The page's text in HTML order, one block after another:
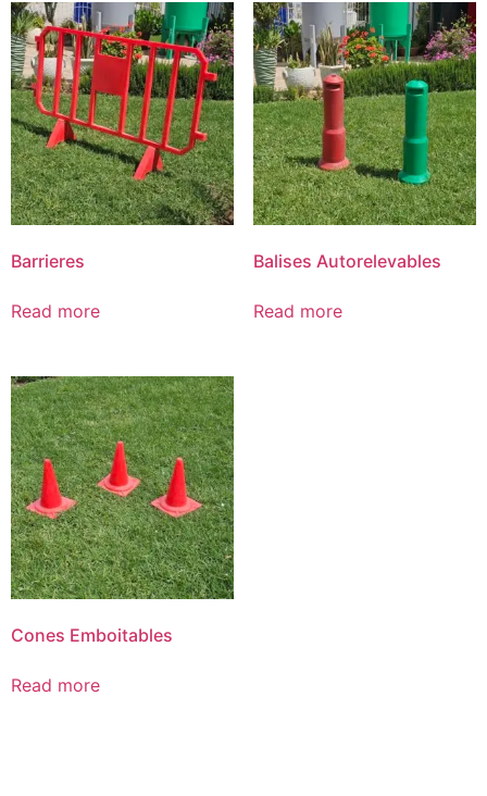
Barrieres
Read more
Balises Autorelevables
Read more
Cones Emboitables
Read more